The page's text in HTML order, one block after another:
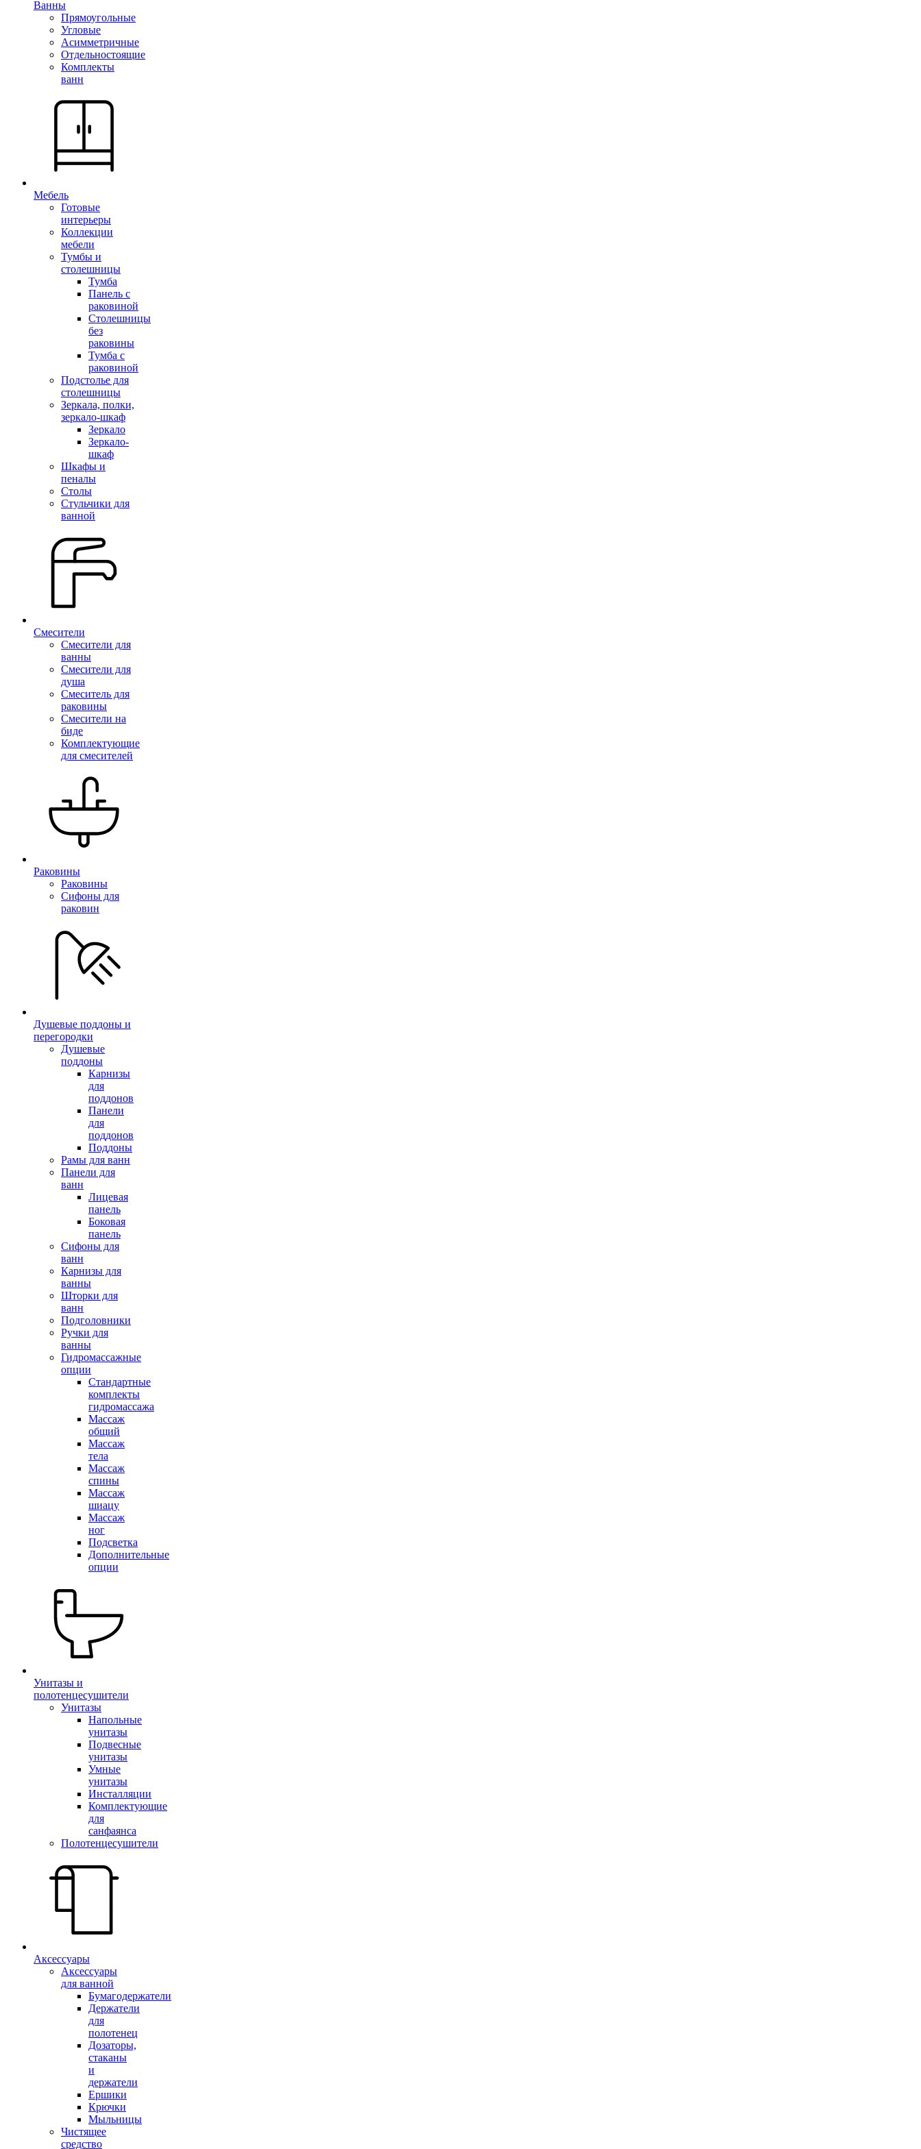
Ванны
Прямоугольные
Угловые
Асимметричные
Отдельностоящие
Комплекты
ванн
Мебель
Готовые
интерьеры
Коллекции
мебели
Тумбы и
столешницы
Тумба
Панель с
раковиной
Столешницы
без
раковины
Тумба с
раковиной
Подстолье для
столешницы
Зеркала, полки,
зеркало-шкаф
Зеркало
Зеркало-
шкаф
Шкафы и
пеналы
Столы
Стульчики для
ванной
Смесители
Смесители для
ванны
Смесители для
душа
Смеситель для
раковины
Смесители на
биде
Комплектующие
для смесителей
Раковины
Раковины
Сифоны для
раковин
Душевые поддоны и
перегородки
Душевые
поддоны
Карнизы
для
поддонов
Панели
для
поддонов
Поддоны
Рамы для ванн
Панели для
ванн
Лицевая
панель
Боковая
панель
Сифоны для
ванн
Карнизы для
ванны
Шторки для
ванн
Подголовники
Ручки для
ванны
Гидромассажные
опции
Стандартные
комплекты
гидромассажа
Массаж
общий
Массаж
тела
Массаж
спины
Массаж
шиацу
Массаж
ног
Подсветка
Дополнительные
опции
Унитазы и
полотенцесушители
Унитазы
Напольные
унитазы
Подвесные
унитазы
Умные
унитазы
Инсталляции
Комплектующие
для
санфаянса
Полотенцесушители
Аксессуары
Аксессуары
для ванной
Бумагодержатели
Держатели
для
полотенец
Дозаторы,
стаканы
и
держатели
Ершики
Крючки
Мыльницы
Чистящее
средство